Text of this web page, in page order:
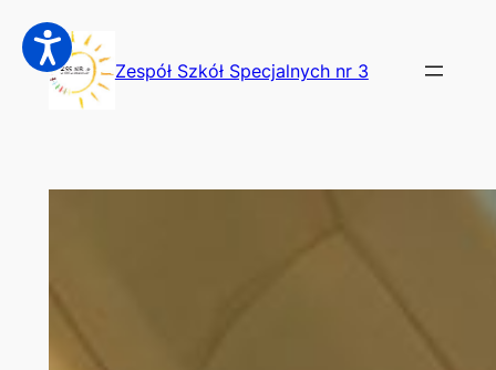
Przejdź
do
treści
Zespół Szkół Specjalnych nr 3